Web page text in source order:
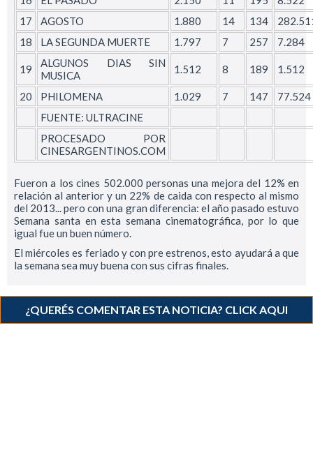
17
AGOSTO 1.880 14 134
18
LA SEGUNDA MUERTE 1.797 7 257 7.284
19
ALGUNOS DIAS SIN
MUSICA
1.512 8 189 1.512
20 PHILOMENA 1.029 7 147
77.524
FUENTE: ULTRACINE
PROCESADO POR
CINESARGENTINOS.COM
Fueron a los cines 502.000 personas una mejora del 12% en
relación al anterior y un 22% de caida con respecto al mismo
del 2013... pero con una gran diferencia: el año pasado estuvo
Semana santa en esta semana cinematográfica, por lo que
igual fue un buen número.
El miércoles es feriado y con pre estrenos, esto ayudará a que
la semana sea muy buena con sus cifras finales.
¿QUERÉS COMENTAR ESTA NOTICIA? CLICK AQUI